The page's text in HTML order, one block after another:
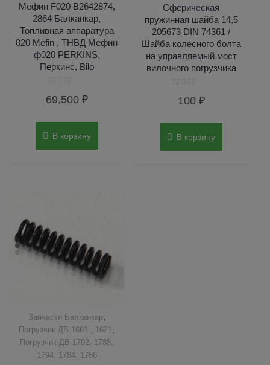
Мефин F020 B2642874,
2864 Балканкар,
Топливная аппаратура
020 Mefin , ТНВД Мефин
ф020 PERKINS,
Перкинс, Bilo
0
69,500 ₽
В корзину
Сферическая
пружинная шайба 14,5
205673 DIN 74361 /
Шайба колесного болта
на управляемый мост
вилочного погрузчика
100 ₽
В корзину
Запчасти Балканкар,
Погрузчик ДВ 1661 , 1621
Погрузчик ДВ 1792, 1788,
1794, 1784, 1786